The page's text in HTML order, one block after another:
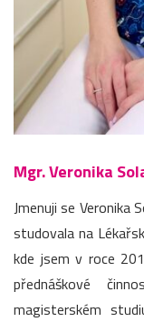
Mgr. Veronika
Jmenuji se Veronika
studovala na
kde jsem v roce
přednáškové
magisterském